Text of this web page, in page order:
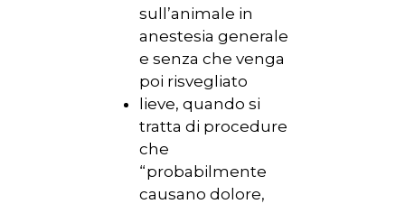
sull’animale in
anestesia generale
e senza che venga
poi risvegliato
lieve, quando si
tratta di procedure
che
“probabilmente
causano dolore,